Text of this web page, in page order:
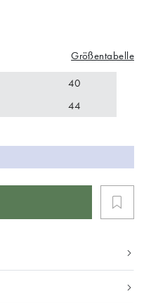
Größentabelle
40
44